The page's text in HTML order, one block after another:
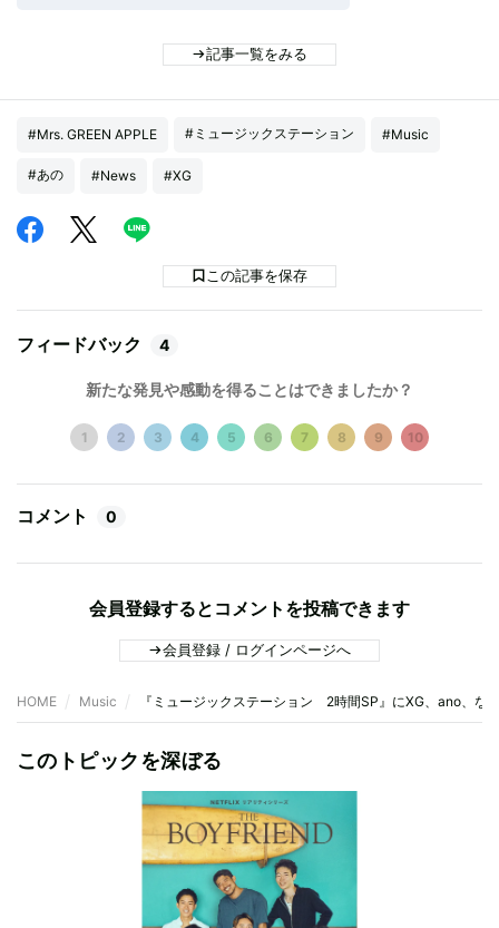
記事一覧をみる
#Mrs. GREEN APPLE #ミュージックステーション #Music
#あの #News #XG
この記事を保存
フィードバック 4
新たな発見や感動を得ることはできましたか？
1 2 3 4 5 6 7 8 9 10
コメント 0
会員登録するとコメントを投稿できます
会員登録 / ログインページへ
HOME Music 『ミュージックステーション 2時間SP』にXG、ano、な
このトピックを深ぼる